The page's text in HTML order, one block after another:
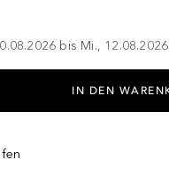
bis Mi., 12.08.2026
IN DEN